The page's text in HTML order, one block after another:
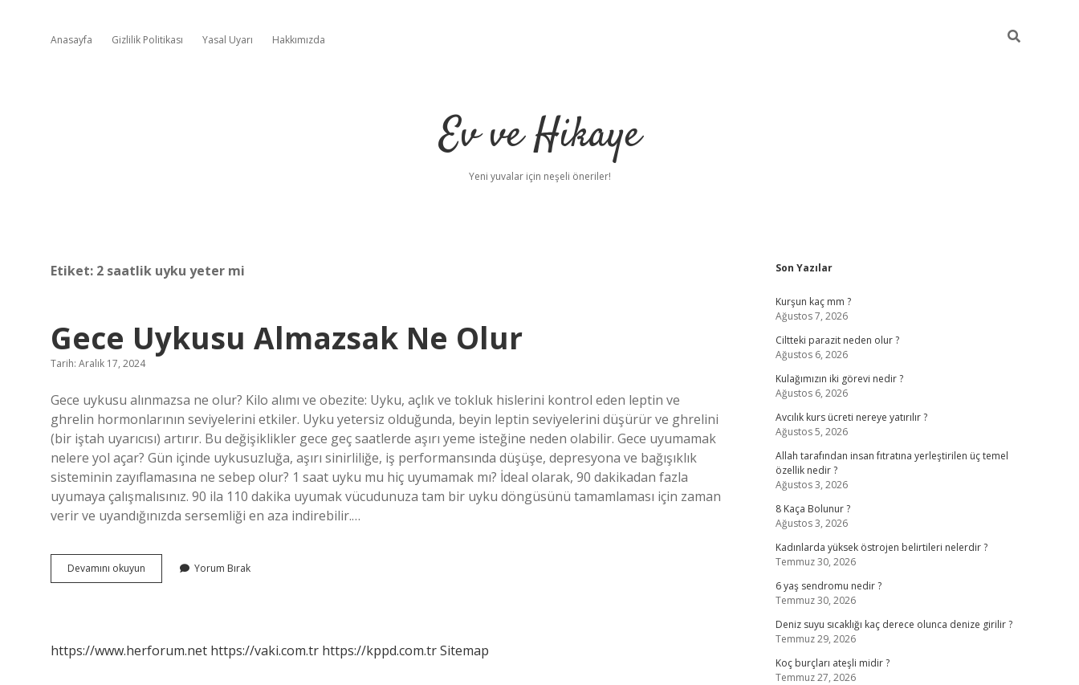
Anasayfa Gizlilik Politikası Yasal Uyarı Hakkımızda
Ev ve Hikaye
Yeni yuvalar için neşeli öneriler!
Etiket: 2 saatlik uyku yeter mi
Gece Uykusu Almazsak Ne Olur
Tarih: Aralık 17, 2024
Gece uykusu alınmazsa ne olur? Kilo alımı ve obezite: Uyku, açlık ve tokluk hislerini kontrol eden leptin ve
ghrelin hormonlarının seviyelerini etkiler. Uyku yetersiz olduğunda, beyin leptin seviyelerini düşürür ve ghrelini
(bir iştah uyarıcısı) artırır. Bu değişiklikler gece geç saatlerde aşırı yeme isteğine neden olabilir. Gece uyumamak
nelere yol açar? Gün içinde uykusuzluğa, aşırı sinirliliğe, iş performansında düşüşe, depresyona ve bağışıklık
sisteminin zayıflamasına ne sebep olur? 1 saat uyku mu hiç uyumamak mı? İdeal olarak, 90 dakikadan fazla
uyumaya çalışmalısınız. 90 ila 110 dakika uyumak vücudunuza tam bir uyku döngüsünü tamamlaması için zaman
verir ve uyandığınızda sersemliği en aza indirebilir.…
Devamını okuyun
Uykusu
Yorum Bırak
https://www.herforum.net https://vaki.com.tr https://kppd.com.trSitemap
Sidebar
Son Yazılar
Kurşun kaç mm ?
Ağustos 7, 2026
Ciltteki parazit neden olur ?
Ağustos 6, 2026
Kulağımızın iki görevi nedir ?
Ağustos 6, 2026
Avcılık kurs ücreti nereye yatırılır ?
Ağustos 5, 2026
Allah tarafından insan fıtratına yerleştirilen üç temel
özellik nedir ?
Ağustos 3, 2026
8 Kaça Bolunur ?
Ağustos 3, 2026
Kadınlarda yüksek östrojen belirtileri nelerdir ?
Temmuz 30, 2026
6 yaş sendromu nedir ?
Temmuz 30, 2026
Deniz suyu sıcaklığı kaç derece olunca denize girilir ?
Temmuz 29, 2026
Koç burçları ateşli midir ?
Temmuz 27, 2026